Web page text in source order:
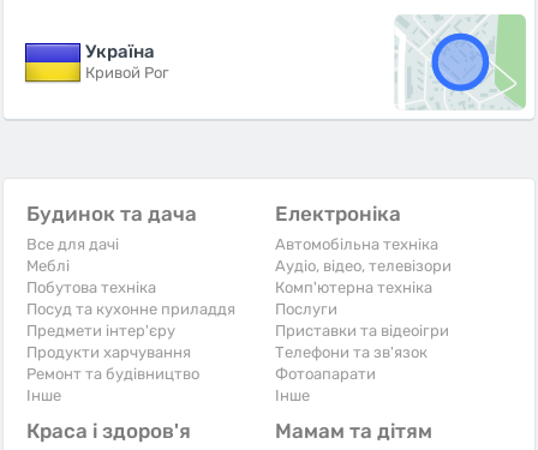
Україна
Кривой Рог
Будинок та дача
Все для дачі
Меблі
Побутова техніка
Посуд та кухонне приладдя
Предмети інтер'єру
Продукти харчування
Ремонт та будівництво
Iнше
Електроніка
Автомобільна техніка
Аудіо, відео, телевізори
Комп'ютерна техніка
Послуги
Приставки та відеоігри
Телефони та зв'язок
Фотоапарати
Iнше
Краса і здоров'я Мамам та дітям